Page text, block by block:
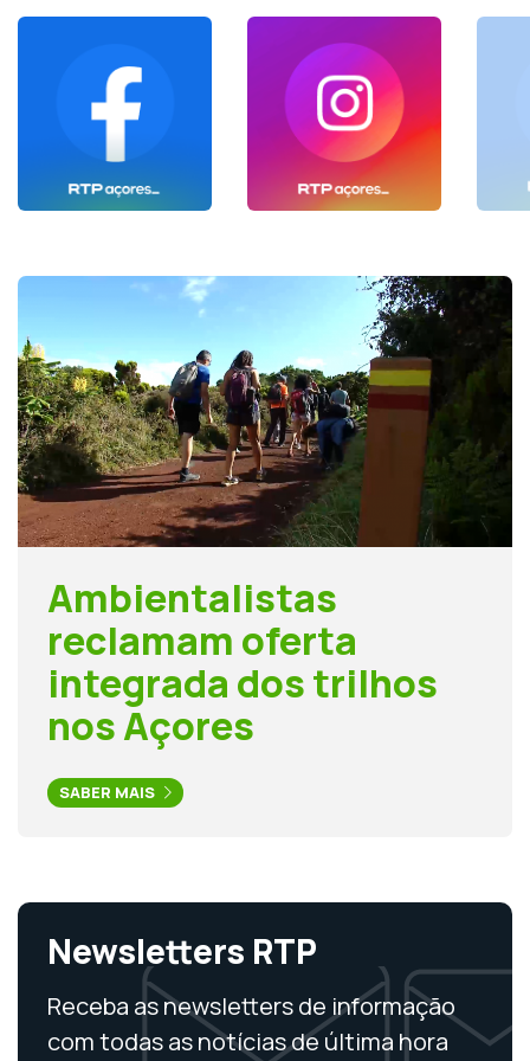
Ambientalistas
reclamam oferta
integrada dos trilhos
nos Açores
SABER MAIS
Newsletters RTP
Receba as newsletters de informação
com todas as notícias de última hora